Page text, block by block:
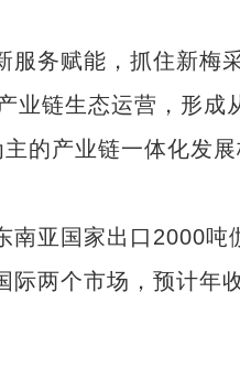
务赋能，抓住新梅
业链生态运营，形成
的产业链一体化发展
亚国家出口2000吨
际两个市场，预计年